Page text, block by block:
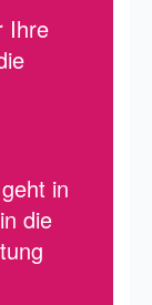
Ihre
in
die